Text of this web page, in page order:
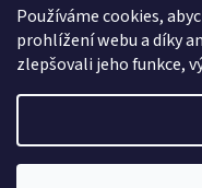
Používáme cookies,
prohlížení webu a díky
zlepšovali jeho funkce,